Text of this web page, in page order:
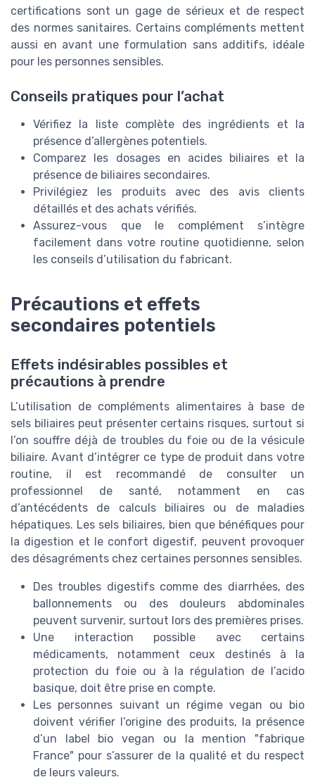
certifications sont un gage de sérieux et de respect
des normes sanitaires. Certains compléments mettent
aussi en avant une formulation sans additifs, idéale
pour les personnes sensibles.
Conseils pratiques pour l’achat
Vérifiez la liste complète des ingrédients et la
présence d’allergènes potentiels.
Comparez les dosages en acides biliaires et la
présence de biliaires secondaires.
Privilégiez les produits avec des avis clients
détaillés et des achats vérifiés.
Assurez-vous que le complément s’intègre
facilement dans votre routine quotidienne, selon
les conseils d’utilisation du fabricant.
Précautions et effets
secondaires potentiels
Effets indésirables possibles et
précautions à prendre
L’utilisation de compléments alimentaires à base de
sels biliaires peut présenter certains risques, surtout si
l’on souffre déjà de troubles du foie ou de la vésicule
biliaire. Avant d’intégrer ce type de produit dans votre
routine, il est recommandé de consulter un
professionnel de santé, notamment en cas
d’antécédents de calculs biliaires ou de maladies
hépatiques. Les sels biliaires, bien que bénéfiques pour
la digestion et le confort digestif, peuvent provoquer
des désagréments chez certaines personnes sensibles.
Des troubles digestifs comme des diarrhées, des
ballonnements ou des douleurs abdominales
peuvent survenir, surtout lors des premières prises.
Une interaction possible avec certains
médicaments, notamment ceux destinés à la
protection du foie ou à la régulation de l’acido
basique, doit être prise en compte.
Les personnes suivant un régime vegan ou bio
doivent vérifier l’origine des produits, la présence
d’un label bio vegan ou la mention "fabrique
France" pour s’assurer de la qualité et du respect
de leurs valeurs.